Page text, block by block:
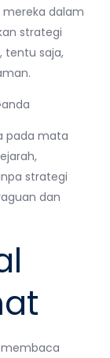
dalam
strategi
tentu saja,
pada mata
strategi
dan